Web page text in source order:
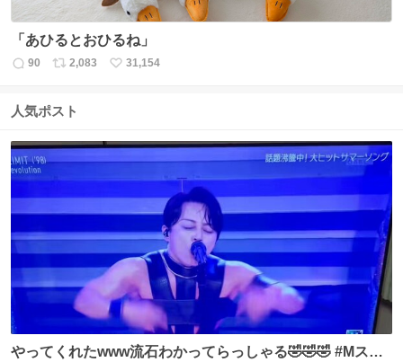
「あひるとおひるね」
返
数
90
リ
ス
数
2,083
い
31,154
人気ポスト
やってくれたwww流石わかってらっしゃる🤣🤣🤣 #Mステ